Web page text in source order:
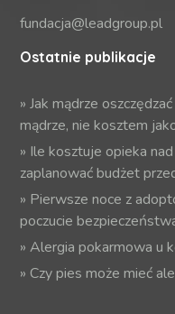
fundacja@leadgroup.pl
Ostatnie publikacje
»Jak mądrze
mądrze, nie kosztem
» Ile kosztuje opieka
zaplanować budżet
» Pierwsze noce z
poczucie
»Alergia pokarmowa u
»Czy pies może mieć